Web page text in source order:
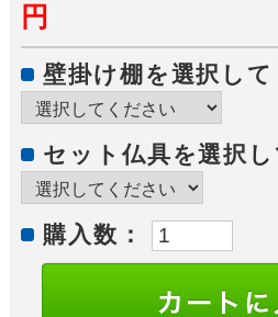
円
壁掛け棚を選択し
セット仏具を選択
購入数：